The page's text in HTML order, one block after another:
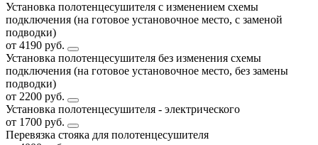
Установка полотенцесушителя с изменением схемы
подключения (на готовое установочное место, с заменой
подводки)
от 4190 руб.
Установка полотенцесушителя без изменения схемы
подключения (на готовое установочное место, без замены
подводки)
от 2200 руб.
Установка полотенцесушителя - электрического
от 1700 руб.
Перевязка стояка для полотенцесушителя